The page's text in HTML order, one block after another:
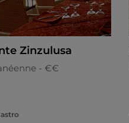
Zinzulusa
- €€